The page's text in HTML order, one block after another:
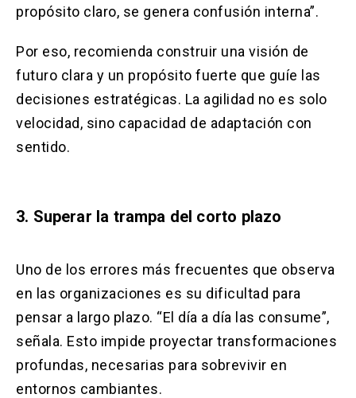
propósito claro, se genera confusión interna”.
Por eso, recomienda construir una visión de
futuro clara y un propósito fuerte que guíe las
decisiones estratégicas. La agilidad no es solo
velocidad, sino capacidad de adaptación con
sentido.
3. Superar la trampa del corto plazo
Uno de los errores más frecuentes que observa
en las organizaciones es su dificultad para
pensar a largo plazo. “El día a día las consume”,
señala. Esto impide proyectar transformaciones
profundas, necesarias para sobrevivir en
entornos cambiantes.